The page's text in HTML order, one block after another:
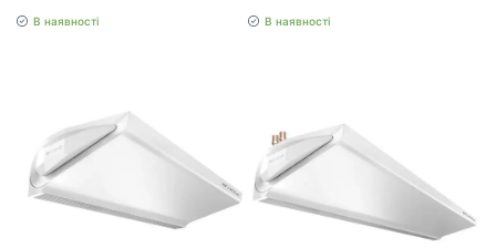
В наявності В наявності